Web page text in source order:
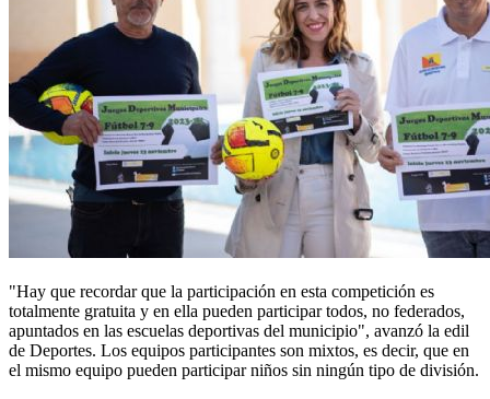
"Hay que recordar que la participación en esta competición es
totalmente gratuita y en ella pueden participar todos, no federados,
apuntados en las escuelas deportivas del municipio", avanzó la edil
de Deportes. Los equipos participantes son mixtos, es decir, que en
el mismo equipo pueden participar niños sin ningún tipo de división.